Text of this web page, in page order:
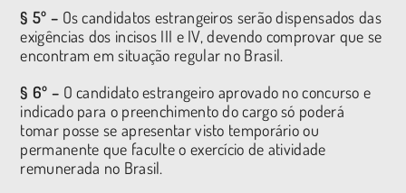
§ 5º – Os candidatos estrangeiros serão dispensados das
exigências dos incisos III e IV, devendo comprovar que se
encontram em situação regular no Brasil.
§ 6º – O candidato estrangeiro aprovado no concurso e
indicado para o preenchimento do cargo só poderá
tomar posse se apresentar visto temporário ou
permanente que faculte o exercício de atividade
remunerada no Brasil.